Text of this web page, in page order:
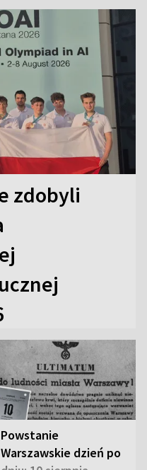
zdobyli
Powstanie
Warszawskie dzień po